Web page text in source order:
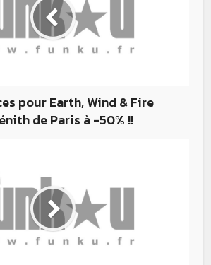
pour Earth, Wind & Fire
de Paris à -50% !!